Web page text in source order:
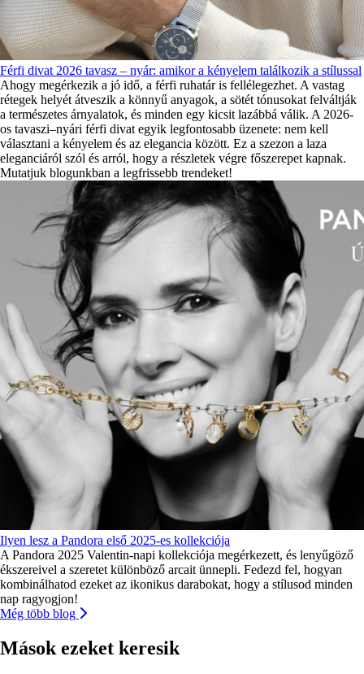
Férfi divat 2026 tavasz – nyár: amikor a kényelem találkozik a stílussal
Ahogy megérkezik a jó idő, a férfi ruhatár is fellélegezhet. A vastag
rétegek helyét átveszik a könnyű anyagok, a sötét tónusokat felváltják
a természetes árnyalatok, és minden egy kicsit lazábbá válik. A 2026-
os tavaszi–nyári férfi divat egyik legfontosabb üzenete: nem kell
választani a kényelem és az elegancia között. Ez a szezon a laza
eleganciáról szól és arról, hogy a részletek végre főszerepet kapnak.
Mutatjuk blogunkban a legfrissebb trendeket!
Ilyen lesz a Pandora első 2025-es kollekciója
A Pandora 2025 Valentin-napi kollekciója megérkezett, és lenyűgöző
ékszereivel a szeretet különböző arcait ünnepli. Fedezd fel, hogyan
kombinálhatod ezeket az ikonikus darabokat, hogy a stílusod minden
nap ragyogjon!
Még több blog
Mások ezeket keresik